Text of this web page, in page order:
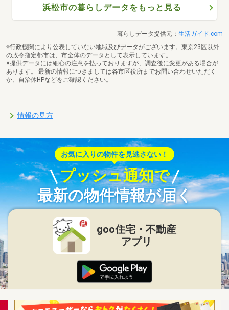
浜松市の暮らしデータをもっと見る
暮らしデータ提供元： 生活ガイド.com
※行政機関により公表していない地域及びデータがございます。東京23区以外
の政令指定都市は、市全体のデータとして表示しています。
※提供データには細心の注意を払っておりますが、調査後に変更がある場合が
あります。 最新の情報につきましては各市区役所までお問い合わせいただく
か、自治体HPなどをご確認ください。
情報の見方
お気に入りの物件を見逃さない！
プッシュ通知で
最新の物件情報が届く
goo住宅・不動産
アプリ